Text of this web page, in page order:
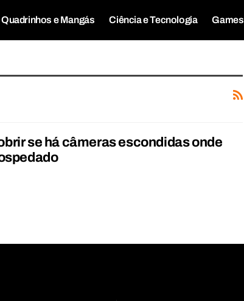
Quadrinhos e Mangás Ciência e Tecnologia Games
se há câmeras escondidas onde